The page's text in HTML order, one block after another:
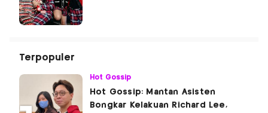
Terpopuler
Hot Gossip
Hot Gossip: Mantan Asisten
Bongkar Kelakuan Richard Lee,